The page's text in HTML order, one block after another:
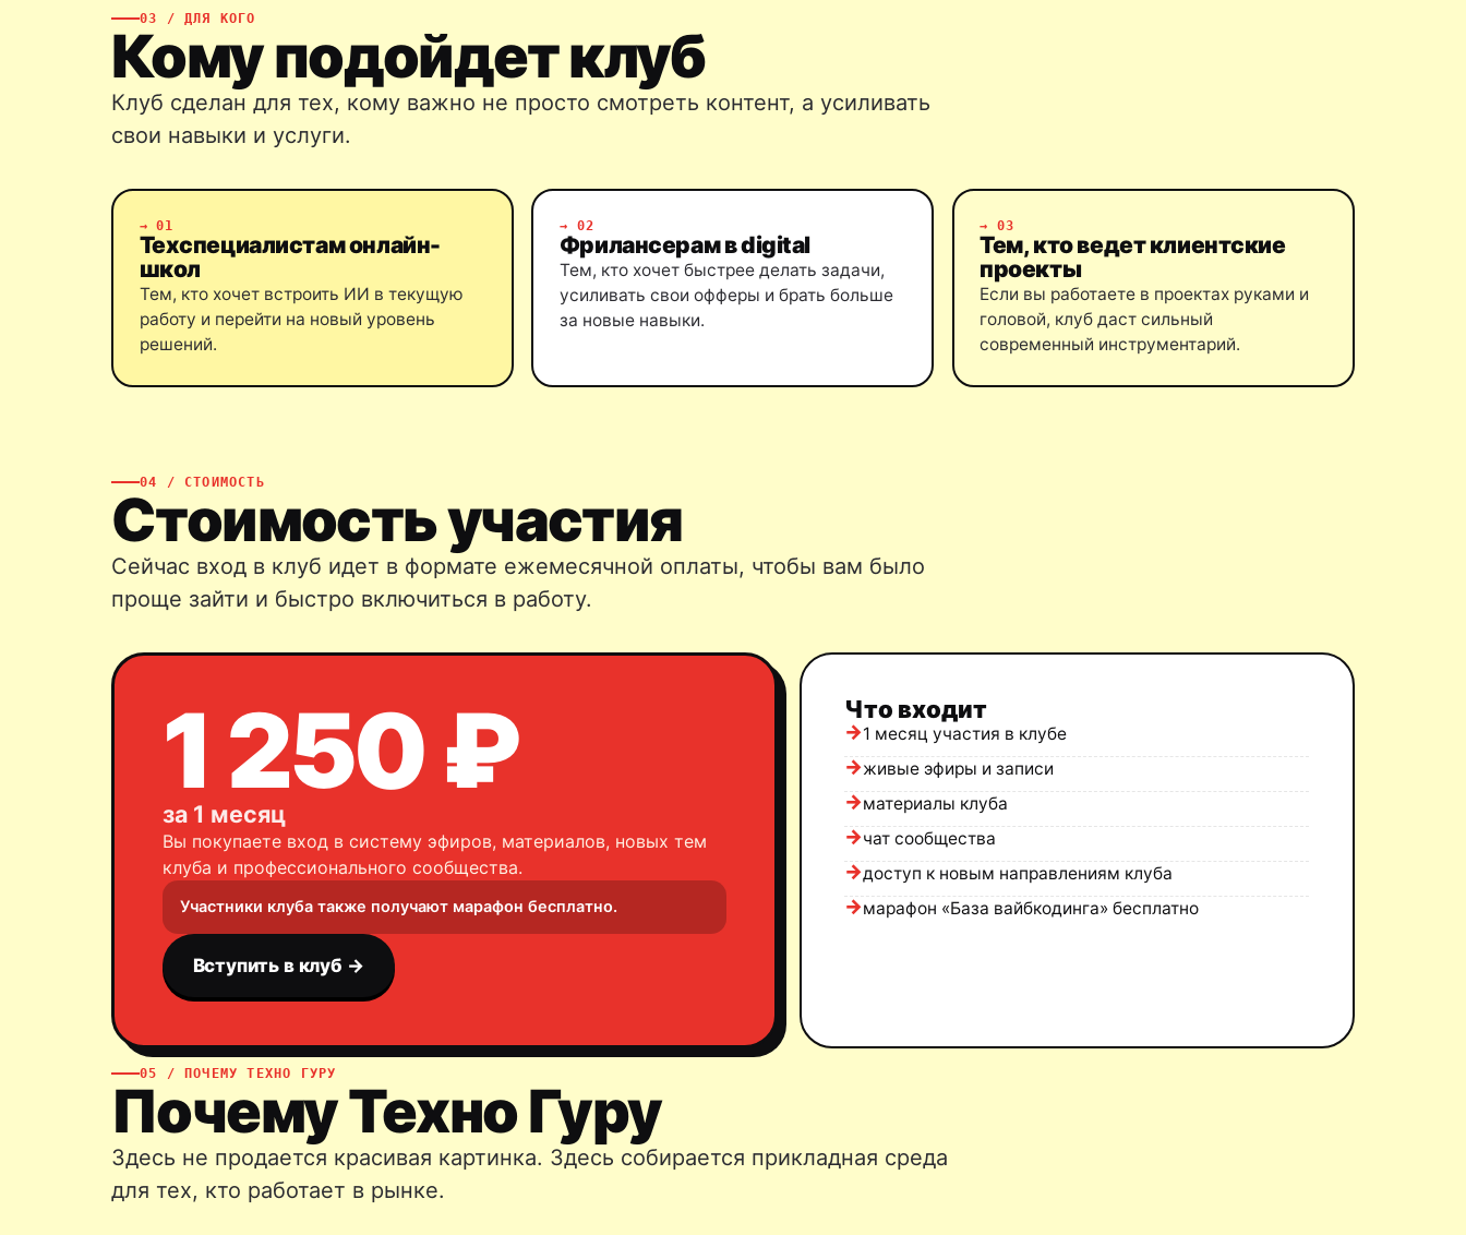
03 / ДЛЯ КОГО
Кому подойдет клуб
Клуб сделан для тех, кому важно не просто смотреть контент, а усиливать
свои навыки и услуги.
→ 01
Техспециалистам онлайн-
школ
Тем, кто хочет встроить ИИ в текущую
работу и перейти на новый уровень
решений.
→ 02
Фрилансерам в digital
Тем, кто хочет быстрее делать задачи,
усиливать свои офферы и брать больше
за новые навыки.
→ 03
Тем, кто ведет клиентские
проекты
Если вы работаете в проектах руками и
головой, клуб даст сильный
современный инструментарий.
04 / СТОИМОСТЬ
Стоимость участия
Сейчас вход в клуб идет в формате ежемесячной оплаты, чтобы вам было
проще зайти и быстро включиться в работу.
1 250 ₽
за 1 месяц
Вы покупаете вход в систему эфиров, материалов, новых тем
клуба и профессионального сообщества.
Участники клуба также получают марафон бесплатно.
Вступить в клуб →
Что входит
1 месяц участия в клубе
живые эфиры и записи
материалы клуба
чат сообщества
доступ к новым направлениям клуба
марафон «База вайбкодинга» бесплатно
05 / ПОЧЕМУ ТЕХНО ГУРУ
Почему Техно Гуру
Здесь не продается красивая картинка. Здесь собирается прикладная среда
для тех, кто работает в рынке.